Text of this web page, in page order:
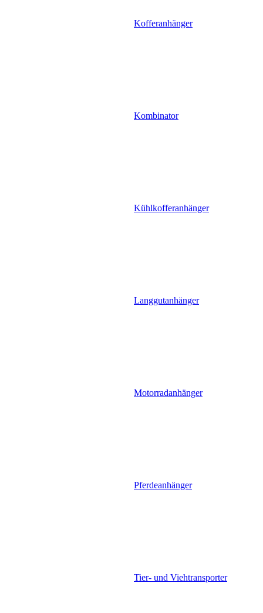
Kofferanhänger
Kombinator
Kühlkofferanhänger
Langgutanhänger
Motorradanhänger
Pferdeanhänger
Tier- und Viehtransporter